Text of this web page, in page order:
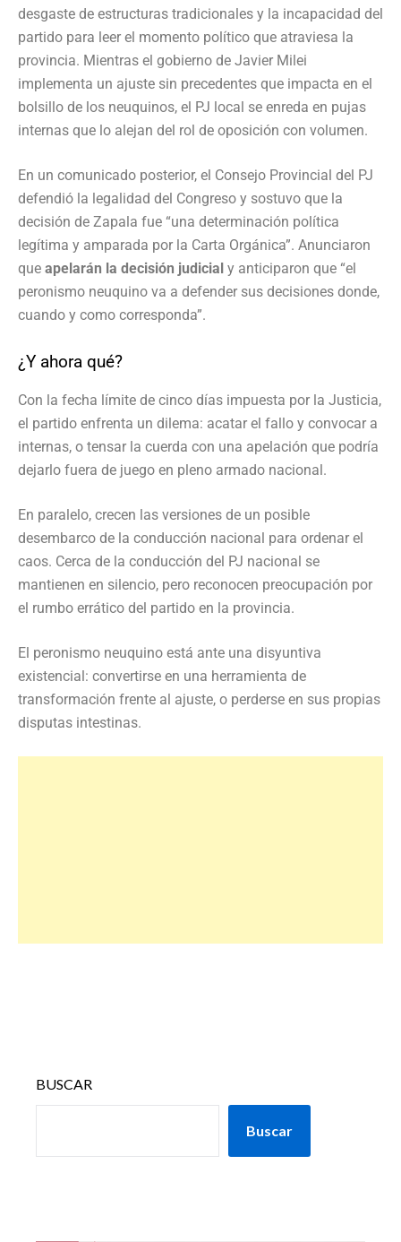
desgaste de estructuras tradicionales y la incapacidad del
partido para leer el momento político que atraviesa la
provincia. Mientras el gobierno de Javier Milei
implementa un ajuste sin precedentes que impacta en el
bolsillo de los neuquinos, el PJ local se enreda en pujas
internas que lo alejan del rol de oposición con volumen.
En un comunicado posterior, el Consejo Provincial del PJ
defendió la legalidad del Congreso y sostuvo que la
decisión de Zapala fue “una determinación política
legítima y amparada por la Carta Orgánica”. Anunciaron
que apelarán la decisión judicial y anticiparon que “el
peronismo neuquino va a defender sus decisiones donde,
cuando y como corresponda”.
¿Y ahora qué?
Con la fecha límite de cinco días impuesta por la Justicia,
el partido enfrenta un dilema: acatar el fallo y convocar a
internas, o tensar la cuerda con una apelación que podría
dejarlo fuera de juego en pleno armado nacional.
En paralelo, crecen las versiones de un posible
desembarco de la conducción nacional para ordenar el
caos. Cerca de la conducción del PJ nacional se
mantienen en silencio, pero reconocen preocupación por
el rumbo errático del partido en la provincia.
El peronismo neuquino está ante una disyuntiva
existencial: convertirse en una herramienta de
transformación frente al ajuste, o perderse en sus propias
disputas intestinas.
BUSCAR
Buscar